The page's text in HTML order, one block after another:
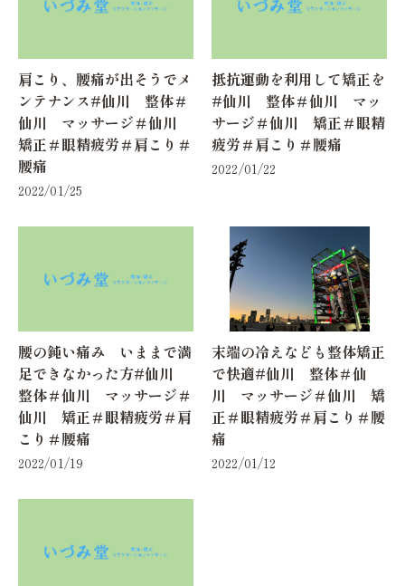
肩こり、腰痛が出そうでメ
ンテナンス#仙川 整体＃
仙川 マッサージ＃仙川
矯正＃眼精疲労＃肩こり＃
腰痛
2022/01/25
抵抗運動を利用して矯正を
#仙川 整体＃仙川 マッ
サージ＃仙川 矯正＃眼精
疲労＃肩こり＃腰痛
2022/01/22
腰の鈍い痛み いままで満
足できなかった方#仙川
整体＃仙川 マッサージ＃
仙川 矯正＃眼精疲労＃肩
こり＃腰痛
2022/01/19
末端の冷えなども整体矯正
で快適#仙川 整体＃仙
川 マッサージ＃仙川 矯
正＃眼精疲労＃肩こり＃腰
痛
2022/01/12